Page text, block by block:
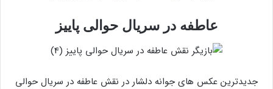
عاطفه در سریال حوالی پاییز
جدیدترین عکس های جوانه دلشار در نقش عاطفه در سریال حوالی